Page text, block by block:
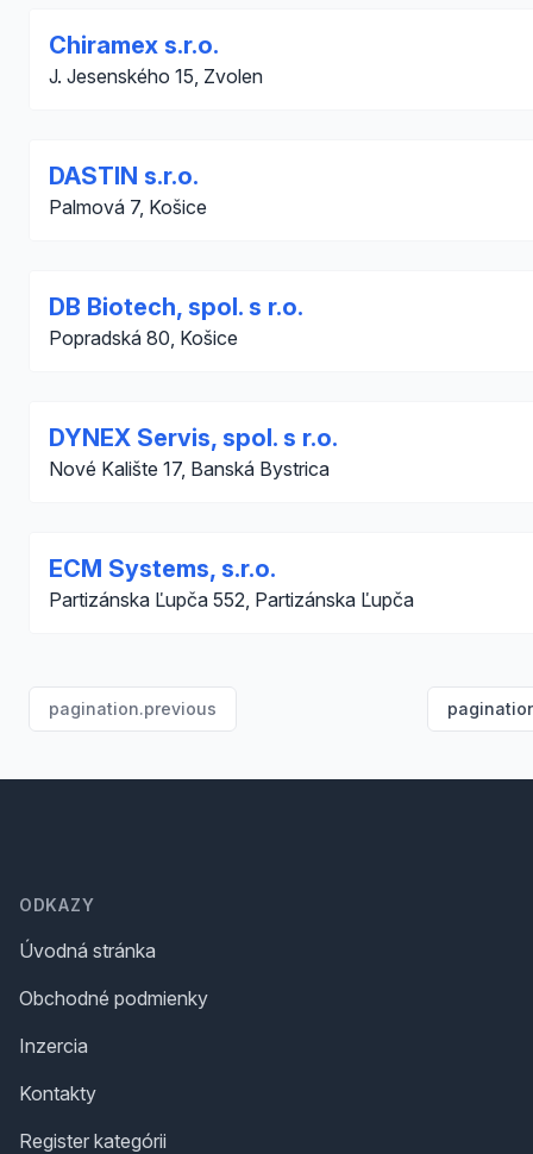
Chiramex s.r.o.
J. Jesenského 15, Zvolen
DASTIN s.r.o.
Palmová 7, Košice
DB Biotech, spol. s r.o.
Popradská 80, Košice
DYNEX Servis, spol. s r.o.
Nové Kalište 17, Banská Bystrica
ECM Systems, s.r.o.
Partizánska Ľupča 552, Partizánska Ľupča
pagination.previous
ODKAZY
Úvodná stránka
Obchodné podmienky
Inzercia
Kontakty
Register kategórii